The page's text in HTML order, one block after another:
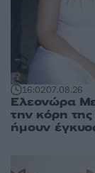
16:0207.08.26
Ελεονώρα
την κόρη της
ήμουν